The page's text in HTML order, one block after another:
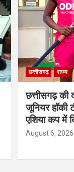
छत्तीसगढ़ राज्य
छत्तीसगढ़ की
जूनियर हॉकी
एशिया कप में
August 6, 2026